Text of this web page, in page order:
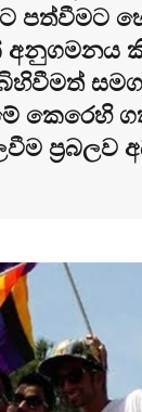
පත්වීමට
කෙරෙහි
ප්‍රබලව